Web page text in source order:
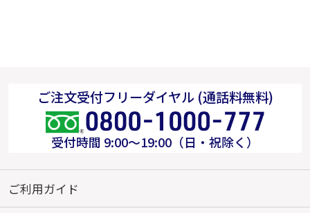
ご注文受付フリーダイヤル (通話料無料)
受付時間 9:00～19:00（日・祝除く）
ご利用ガイド